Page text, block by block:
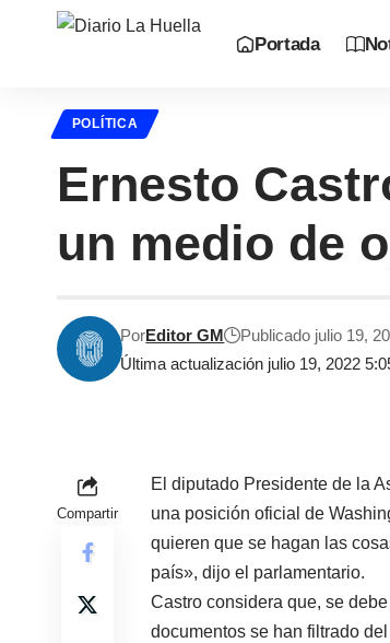
Portada
POLÍTICA
Ernesto
un medio de
Última actualización julio 19, 2022
PorEditor GM Publicado julio 19,
Compartir
El diputado Presidente de la
una posición oficial de
quieren que se hagan las
país», dijo el parlamentario.
Castro considera que, se
documentos se han filtrado